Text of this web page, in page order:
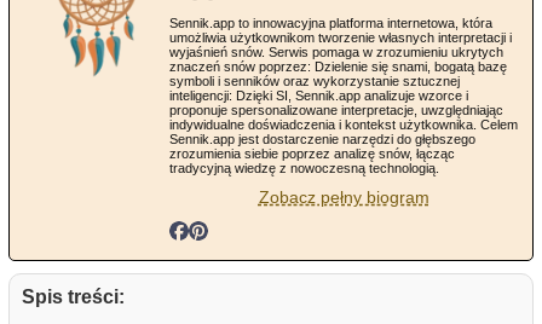
Sennik.app to innowacyjna platforma internetowa, która
umożliwia użytkownikom tworzenie własnych interpretacji i
wyjaśnień snów. Serwis pomaga w zrozumieniu ukrytych
znaczeń snów poprzez: Dzielenie się snami, bogatą bazę
symboli i senników oraz wykorzystanie sztucznej
inteligencji: Dzięki SI, Sennik.app analizuje wzorce i
proponuje spersonalizowane interpretacje, uwzględniając
indywidualne doświadczenia i kontekst użytkownika. Celem
Sennik.app jest dostarczenie narzędzi do głębszego
zrozumienia siebie poprzez analizę snów, łącząc
tradycyjną wiedzę z nowoczesną technologią.
Zobacz pełny biogram
Spis treści: